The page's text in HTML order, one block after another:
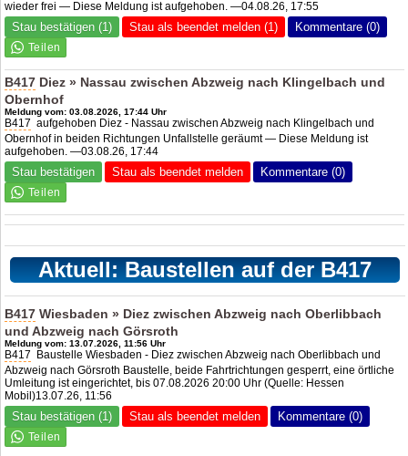
wieder frei — Diese Meldung ist aufgehoben. —04.08.26, 17:55
Stau bestätigen (1) Stau als beendet melden (1) Kommentare (0)
B417 Diez » Nassau zwischen Abzweig nach Klingelbach und
Obernhof
Meldung vom: 03.08.2026, 17:44 Uhr
B417 aufgehoben Diez - Nassau zwischen Abzweig nach Klingelbach und
Obernhof in beiden Richtungen Unfallstelle geräumt — Diese Meldung ist
aufgehoben. —03.08.26, 17:44
Stau bestätigen Stau als beendet melden Kommentare (0)
Aktuell: Baustellen auf der B417
B417 Wiesbaden » Diez zwischen Abzweig nach Oberlibbach
und Abzweig nach Görsroth
Meldung vom: 13.07.2026, 11:56 Uhr
B417
Baustelle Wiesbaden - Diez zwischen Abzweig nach Oberlibbach und
Abzweig nach Görsroth Baustelle, beide Fahrtrichtungen gesperrt, eine örtliche
Umleitung ist eingerichtet, bis 07.08.2026 20:00 Uhr (Quelle: Hessen
Mobil)13.07.26, 11:56
Stau bestätigen (1) Stau als beendet melden Kommentare (0)